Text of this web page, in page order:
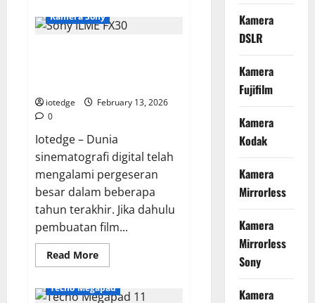
Workplus
Heritage,
Kamera Sony
iotedge
February 13, 2026
0
Iotedge – Dunia
sinematografi digital telah
mengalami pergeseran
besar dalam beberapa
tahun terakhir. Jika dahulu
pembuatan film...
Read MoreRead
more
ILME
Tecno Megapad
Kamera
DSLR
Kamera
Fujifilm
Kamera
Kodak
Kamera
Mirrorless
Kamera
Mirrorless
Sony
Kamera